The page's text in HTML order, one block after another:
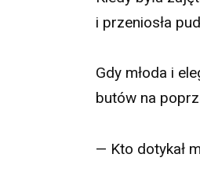
i przeniosła
Gdy młoda i
butów na
— Kto dotykał